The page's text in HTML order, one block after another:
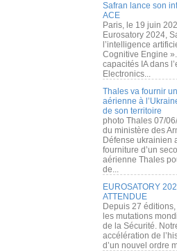
Safran lance son
ACE
Paris, le 19 juin
Eurosatory 2024,
l’intelligence
Cognitive Engine
capacités IA dans
Electronics...
Thales va fournir
aérienne à
de son territoire
photo Thales 07/
du ministère des
Défense ukrainien
fourniture d’un
aérienne Thales
de...
EUROSATORY
ATTENDUE
Depuis 27
les mutations
de la Sécurité.
accélération de
d’un nouvel ordre